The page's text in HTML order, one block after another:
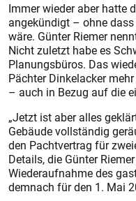
Immer wieder aber hatte
angekündigt – ohne
wäre. Günter Riemer
Nicht zuletzt habe es
Planungsbüros. Das
Pächter Dinkelacker
– auch in Bezug auf die
„Jetzt ist aber alles
Gebäude vollständig
den Pachtvertrag für
Details, die Günter
Wiederaufnahme des
demnach für den 1. Mai